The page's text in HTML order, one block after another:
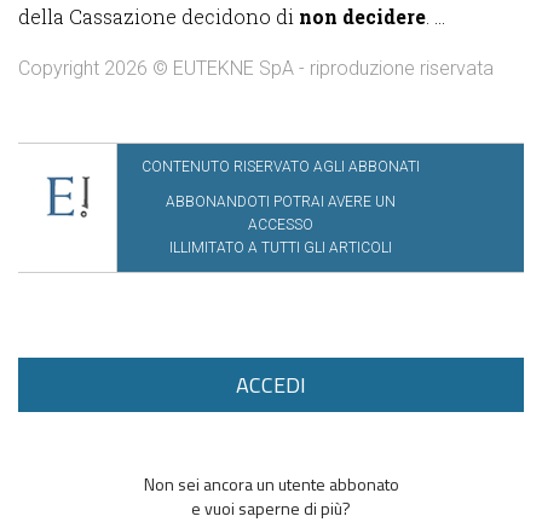
della Cassazione decidono di non decidere
Copyright 2026 © EUTEKNE SpA - riproduzione riservata
CONTENUTO RISERVATO AGLI ABBONATI
ABBONANDOTI POTRAI AVERE UN
ACCESSO
ILLIMITATO A TUTTI GLI ARTICOLI
ACCEDI
Non sei ancora un utente abbonato
e vuoi saperne di più?